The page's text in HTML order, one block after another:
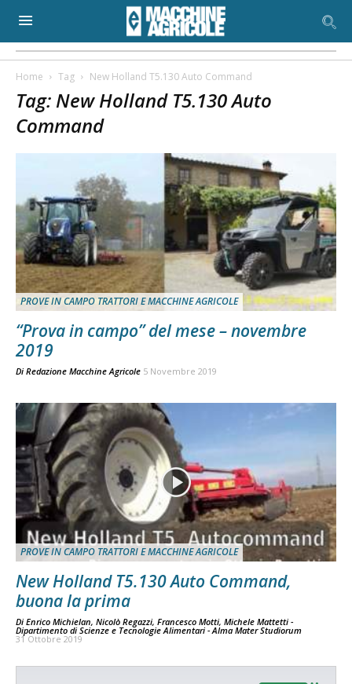
Home Tag New Holland T5.130 Auto Command
Tag: New Holland T5.130 Auto
Command
PROVE IN CAMPO TRATTORI E MACCHINE AGRICOLE
“Prova in campo” del mese – novembre
2019
Di Redazione Macchine Agricole 5 Novembre 2019
PROVE IN CAMPO TRATTORI E MACCHINE AGRICOLE
New Holland T5.130 Auto Command,
buona la prima
Di Enrico Michielan, Nicolò Regazzi, Francesco Motti, Michele Mattetti -
Dipartimento di Scienze e Tecnologie Alimentari - Alma Mater Studiorum
31 Ottobre 2019